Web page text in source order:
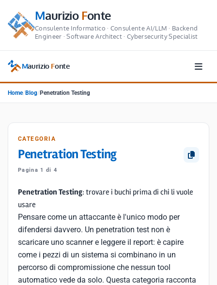
MaurizioFonte
Consulente Informatico · Consulente AI/LLM · Backend
Engineer · Software Architect · Cybersecurity Specialist
Maurizio Fonte
Home/ Blog/ Penetration Testing
CATEGORIA
Penetration Testing
Pagina 1 di 4
Penetration Testing: trovare i buchi prima di chi li vuole
usare
Pensare come un attaccante è l'unico modo per
difendersi davvero. Un penetration test non è
scaricare uno scanner e leggere il report: è capire
come i pezzi di un sistema si combinano in un
percorso di compromissione che nessun tool
automatico vede da solo. Questa categoria racconta